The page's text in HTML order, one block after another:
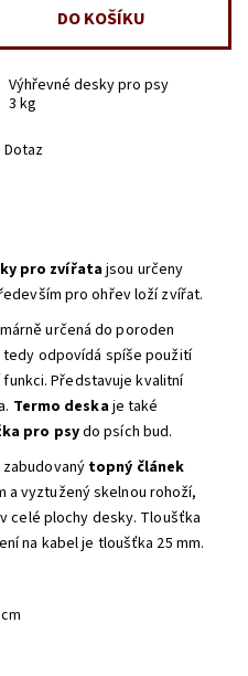
Výhřevné desky pro psy
3 kg
Dotaz
pro zvířatajsou určeny
pro ohřev loží zvířat.
určená do poroden
odpovídá spíše použití
Představuje kvalitní
Termo deskaje také
pro psydo psích bud.
zabudovaný topný článek
a vyztužený skelnou rohoží,
celé plochy desky. Tloušťka
na kabel je tloušťka 25 mm.